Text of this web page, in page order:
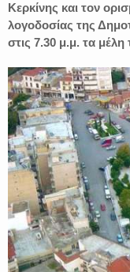
Κερκίνης και τον
λογοδοσίας της
στις 7.30 μ.μ. τα μέλη